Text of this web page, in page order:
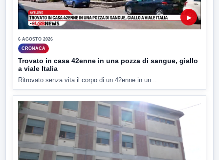
▶
6 AGOSTO 2026
CRONACA
Trovato in casa 42enne in una pozza di sangue, giallo
a viale Italia
Ritrovato senza vita il corpo di un 42enne in un...